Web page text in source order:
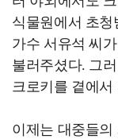
식물원에서 초청
가수 서유석 씨
불러주셨다. 그
크로키를 곁에
이제는 대중들